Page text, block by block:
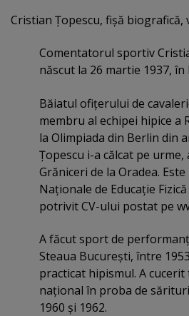
Cristian Ţopescu, fişă biografică,
Comentatorul sportiv
născut la 26 martie 1937, în
Băiatul ofiţerului de
membru al echipei hipice a
la Olimpiada din Berlin din
Ţopescu i-a călcat pe urme,
Grăniceri de la Oradea.
Naţionale de Educaţie
potrivit CV-ului postat pe
A făcut sport de
Steaua Bucureşti, între
practicat hipismul. A
naţional în proba de
1960 şi 1962.